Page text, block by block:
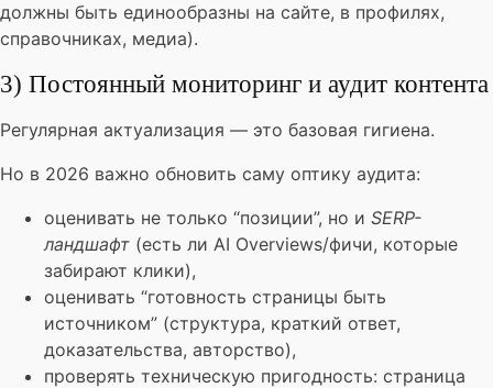
должны быть единообразны на сайте, в профилях,
справочниках, медиа).
3) Постоянный мониторинг и аудит контента
Регулярная актуализация — это базовая гигиена.
Но в 2026 важно обновить саму оптику аудита:
оценивать не только “позиции”, но и SERP-
ландшафт (есть ли AI Overviews/фичи, которые
забирают клики),
оценивать “готовность страницы быть
источником” (структура, краткий ответ,
доказательства, авторство),
проверять техническую пригодность: страница